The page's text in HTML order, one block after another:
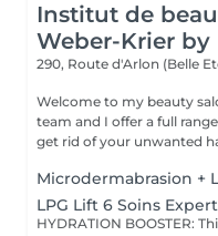
Institut de
Weber-Krier by
290, Route d'Arlon (Belle
Welcome to my beauty
team and I offer a full
get rid of your unwanted
Microdermabrasion +
LPG Lift 6 Soins